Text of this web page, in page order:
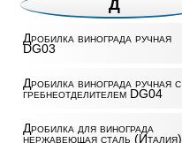
Д
Дробилка винограда ручная
DG03
Дробилка винограда ручная с
гребнеотделителем DG04
Дробилка для винограда
нержавеющая сталь (Италия)